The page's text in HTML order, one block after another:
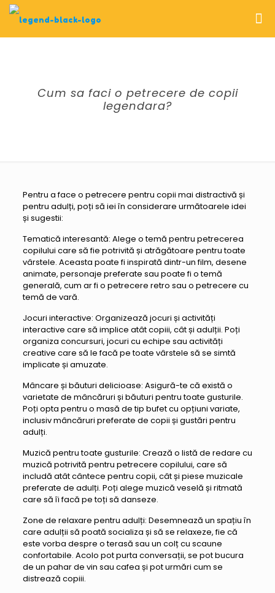
Cum sa faci o petrecere de copii
legendara?
Pentru a face o petrecere pentru copii mai distractivă și
pentru adulți, poți să iei în considerare următoarele idei
și sugestii:
Tematică interesantă: Alege o temă pentru petrecerea
copilului care să fie potrivită și atrăgătoare pentru toate
vârstele. Aceasta poate fi inspirată dintr-un film, desene
animate, personaje preferate sau poate fi o temă
generală, cum ar fi o petrecere retro sau o petrecere cu
temă de vară.
Jocuri interactive: Organizează jocuri și activități
interactive care să implice atât copiii, cât și adulții. Poți
organiza concursuri, jocuri cu echipe sau activități
creative care să le facă pe toate vârstele să se simtă
implicate și amuzate.
Mâncare și băuturi delicioase: Asigură-te că există o
varietate de mâncăruri și băuturi pentru toate gusturile.
Poți opta pentru o masă de tip bufet cu opțiuni variate,
inclusiv mâncăruri preferate de copii și gustări pentru
adulți.
Muzică pentru toate gusturile: Crează o listă de redare cu
muzică potrivită pentru petrecere copilului, care să
includă atât cântece pentru copii, cât și piese muzicale
preferate de adulți. Poți alege muzică veselă și ritmată
care să îi facă pe toți să danseze.
Zone de relaxare pentru adulți: Desemnează un spațiu în
care adulții să poată socializa și să se relaxeze, fie că
este vorba despre o terasă sau un colț cu scaune
confortabile. Acolo pot purta conversații, se pot bucura
de un pahar de vin sau cafea și pot urmări cum se
distrează copiii.